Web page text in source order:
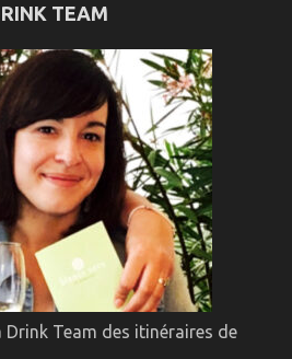
TEAM
Drink Team des itinéraires de